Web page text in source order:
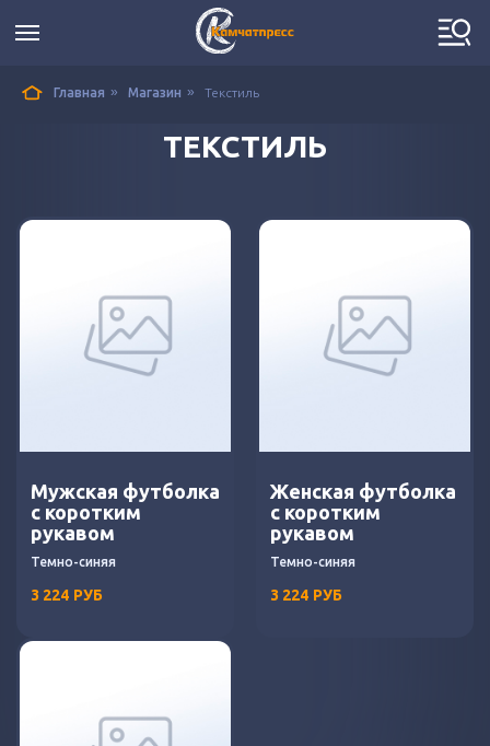
Главная » Магазин » Текстиль
ТЕКСТИЛЬ
Мужская футболка
с коротким
рукавом
Темно-синяя
3 224 РУБ
Женская футболка
с коротким
рукавом
Темно-синяя
3 224 РУБ